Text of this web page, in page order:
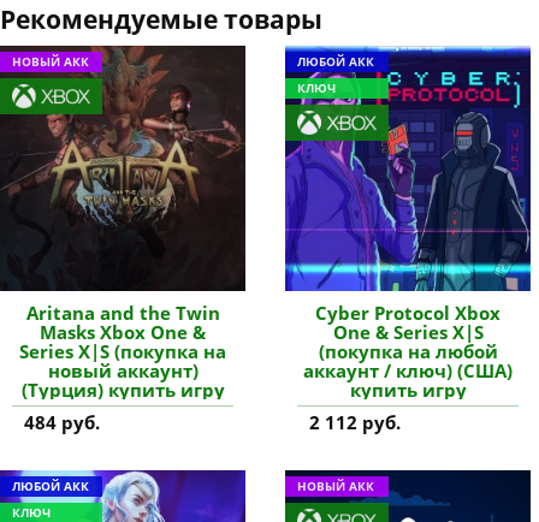
Рекомендуемые товары
НОВЫЙ АКК
Aritana and the Twin
Masks Xbox One &
Series X|S (покупка на
новый аккаунт)
(Турция) купить игру
484 руб.
ЛЮБОЙ АКК
КЛЮЧ
Cyber Protocol Xbox
One & Series X|S
(покупка на любой
аккаунт / ключ) (США)
купить игру
2 112 руб.
ЛЮБОЙ АКК
КЛЮЧ
НОВЫЙ АКК